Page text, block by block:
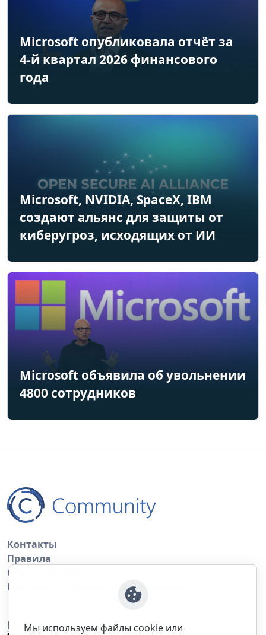
Microsoft опубликовала отчёт за
4-й квартал 2026 финансового
года
Microsoft, NVIDIA, SpaceX, IBM
создают альянс для защиты от
киберугроз, исходящих от ИИ
Microsoft объявила об увольнении
4800 сотрудников
Контакты
Правила
Обратная связь
Правила копирования материалов
Приложение
Мы используем файлы cookie или